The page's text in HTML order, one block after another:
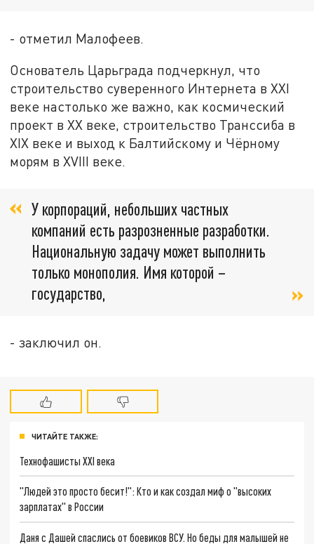
- отметил Малофеев.
Основатель Царьграда подчеркнул, что
строительство суверенного Интернета в XXI
веке настолько же важно, как космический
проект в XX веке, строительство Транссиба в
XIX веке и выход к Балтийскому и Чёрному
морям в XVIII веке.
У корпораций, небольших частных
компаний есть разрозненные разработки.
Национальную задачу может выполнить
только монополия. Имя которой –
государство,
- заключил он.
ЧИТАЙТЕ ТАКЖЕ:
Технофашисты XXI века
"Людей это просто бесит!": Кто и как создал миф о "высоких
зарплатах" в России
Даня с Дашей спаслись от боевиков ВСУ. Но беды для малышей не